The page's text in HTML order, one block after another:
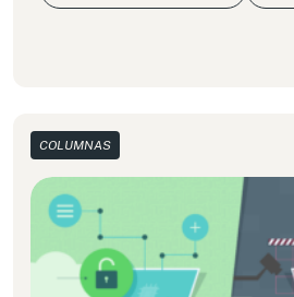
COLUMNAS